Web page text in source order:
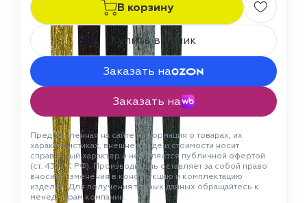
В корзину
Купить в 1 клик
Заказать на
Заказать на
Представленная на сайте информация о товарах, их
характеристиках, внешнем виде и стоимости носит
справочный характер и не является публичной офертой
(ст. 437 ГК РФ). Производитель оставляет за собой право
вносить изменения в конструкцию и комплектацию
изделий. Для получения точных данных обращайтесь к
менеджерам компании.